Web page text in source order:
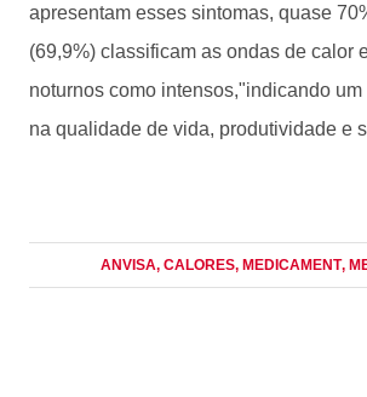
apresentam esses sintomas, quase
(69,9%) classificam as ondas de calor
noturnos como intensos,"indicando
na qualidade de vida, produtividade e
ANVISA, CALORES, MEDICAMENT,